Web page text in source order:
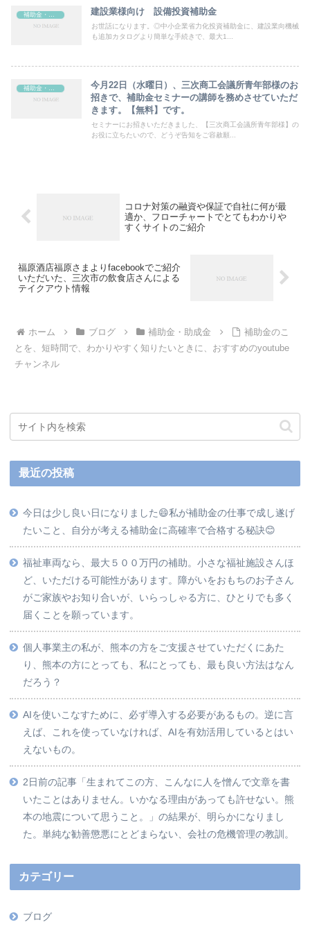
補助金・助成金 建設業様向け 設備投資補助金
お世話になります。◎中小企業省力化投資補助金に、建設業向機械
も追加カタログより簡単な手続きで、最大1...
今月22日（水曜日）、三次商工会議所青年部様のお
招きで、補助金セミナーの講師を務めさせていただ
きます。【無料】です。
セミナーにお招きいただきました、【三次商工会議所青年部様】の
お役に立ちたいので、どうぞ告知をご容赦願...
コロナ対策の融資や保証で自社に何が最
適か、フローチャートでとてもわかりや
すくサイトのご紹介
福原酒店福原さまよりfacebookでご紹介
いただいた、三次市の飲食店さんによる
テイクアウト情報
ホーム ブログ 補助金・助成金
補助金のこ
とを、短時間で、わかりやすく知りたいときに、おすすめのyoutube
チャンネル
最近の投稿
今日は少し良い日になりました😄私が補助金の仕事で成し遂げ
たいこと、自分が考える補助金に高確率で合格する秘訣😊
福祉車両なら、最大５００万円の補助。小さな福祉施設さんほ
ど、いただける可能性があります。障がいをおもちのお子さん
がご家族やお知り合いが、いらっしゃる方に、ひとりでも多く
届くことを願っています。
個人事業主の私が、熊本の方をご支援させていただくにあた
り、熊本の方にとっても、私にとっても、最も良い方法はなん
だろう？
AIを使いこなすために、必ず導入する必要があるもの。逆に言
えば、これを使っていなければ、AIを有効活用しているとはい
えないもの。
2日前の記事「生まれてこの方、こんなに人を憎んで文章を書
いたことはありません。いかなる理由があっても許せない。熊
本の地震について思うこと。」の結果が、明らかになりまし
た。単純な勧善懲悪にとどまらない、会社の危機管理の教訓。
カテゴリー
ブログ